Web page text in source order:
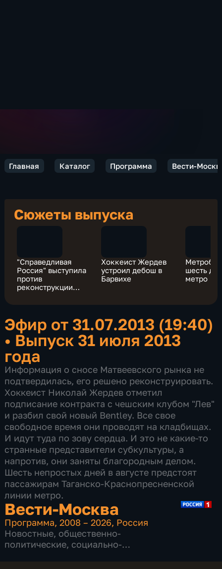
Главная Каталог Программа Вести-
Сюжеты выпуска
"Справедливая
Россия" выступила
против
реконструкции
Хоккеист Жердев
устроил дебош в
Барвихе
шесть
метро
Эфир от 31.07.2013 (19:40)
• Выпуск 31 июля 2013
года
Информация о сносе Матвеевского рынка не
подтвердилась, его решено реконструировать.
Хоккеист Николай Жердев отметил
подписание контракта с чешским клубом "Лев"
и разбил свой новый Bentley. Все свое
свободное время они проводят на кладбищах.
И идут туда по зову сердца. И это не какие-то
странные представители субкультуры, а
напротив, они заняты благородным делом.
Шесть непростых дней в августе предстоят
пассажирам Таганско-Краснопресненской
линии метро.
Вести-Москва
Программа,2008 – 2026, Россия
Новостные, общественно-
политические, социально-